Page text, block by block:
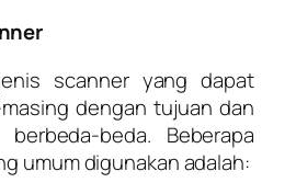
scanner yang dapat
dengan tujuan dan
beda. Beberapa
umum digunakan adalah: